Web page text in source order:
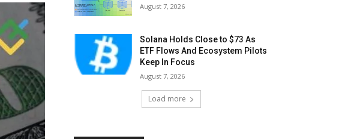
August 7, 2026
Solana Holds Close to $73 As
ETF Flows And Ecosystem Pilots
Keep In Focus
August 7, 2026
Load more